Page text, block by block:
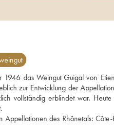
das Weingut Guigal von
zur Entwicklung der
vollständig erblindet war.
des Rhônetals: